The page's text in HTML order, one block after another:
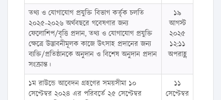
তথ্য ও যোগাযোগ প্রযুক্তি বিভাগ কর্তৃক চলতি
২০২৫-২০২৬ অর্থবছরে গবেষণার জন্য
ফেলোশিপ/বৃত্তি প্রদান, তথ্য ও যোগাযোগ প্রযুক্তি
ক্ষেত্রে উদ্ভাবনীমূলক কাজে উৎসাহ প্রদানের জন্য
ব্যক্তি/প্রতিষ্ঠানকে অনুদান ও বিশেষ অনুদান প্রদান
সংক্রান্ত।
১৯
আগস্ট
২০২৫
১২:১১
অপরাহ্ণ
১ম রাউন্ডে আবেদন গ্রহণের সময়সীমা ১০
সেপ্টেম্বর ২০২৪ এর পরিবর্তে ২৫ সেপ্টেম্বর
১১
সেপ্টেম্বর